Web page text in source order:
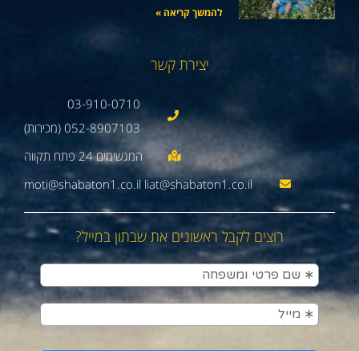
להמשך קריאה »
יצירת קשר
03-910-0710
052-8907103 (מכירות)
moti@shabaton1.co.il liat@shabaton1.co.il
רוצים לקבל ראשונים את שבתון במייל?